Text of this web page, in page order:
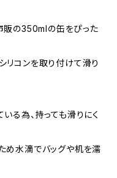
販の350mlの缶をぴった
リコンを取り付けて滑り
る為、持っても滑りにく
め水滴でバッグや机を濡